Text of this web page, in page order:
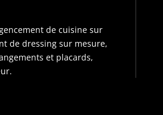
de cuisine sur
de dressing sur mesure,
et placards,